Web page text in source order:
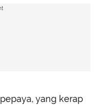
yang kerap